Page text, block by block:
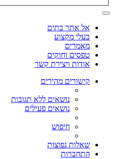
אל אתר בתים
בעלי מקצוע
מאמרים
טפסים וחוקים
אודות ויצירת קשר
קישורים מהירים
נושאים ללא תגובות
נושאים פעילים
חיפוש
שאלות נפוצות
התחברות